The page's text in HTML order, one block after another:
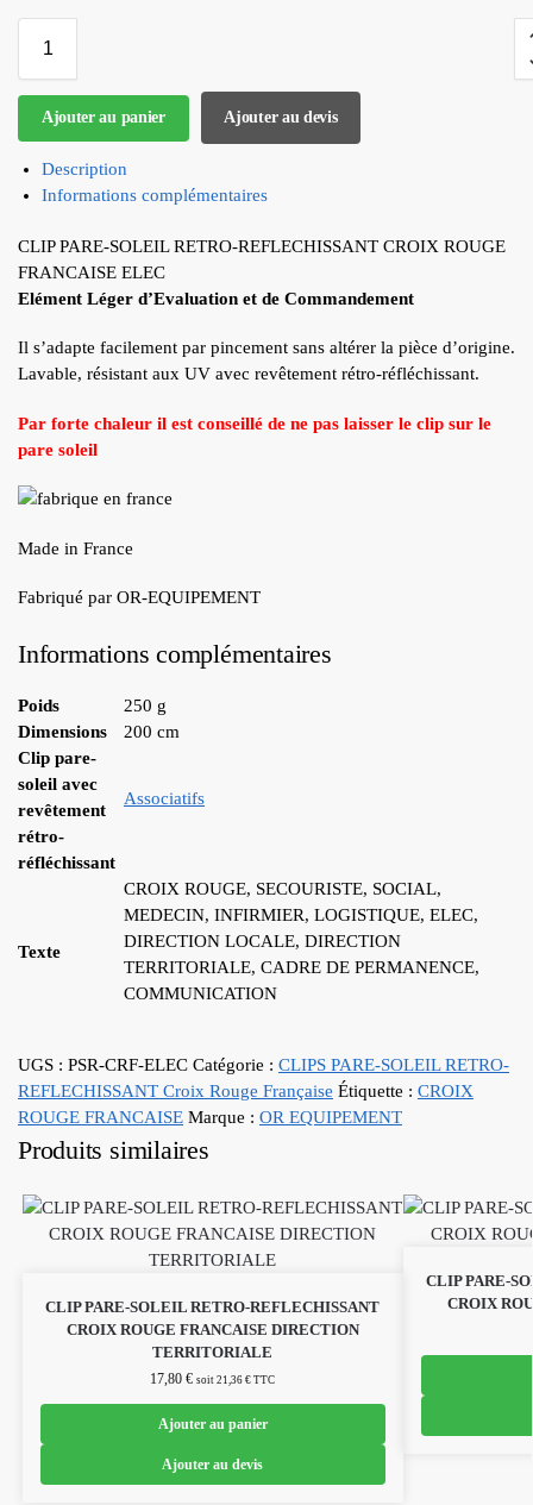
Ajouter au panier Ajouter au devis
Description
Informations complémentaires
CLIP PARE-SOLEIL RETRO-REFLECHISSANT CROIX ROUGE
FRANCAISE ELEC
Elément Léger d’Evaluation et de Commandement
Il s’adapte facilement par pincement sans altérer la pièce d’origine.
Lavable, résistant aux UV avec revêtement rétro-réfléchissant.
Par forte chaleur il est conseillé de ne pas laisser le clip sur le
pare soleil
Made in France
Fabriqué par OR-EQUIPEMENT
Informations complémentaires
Poids
250 g
Dimensions
200 cm
Clip pare-
soleil avec
revêtement
rétro-
réfléchissant
Associatifs
Texte
CROIX ROUGE, SECOURISTE, SOCIAL,
MEDECIN, INFIRMIER, LOGISTIQUE, ELEC,
DIRECTION LOCALE, DIRECTION
TERRITORIALE, CADRE DE PERMANENCE,
COMMUNICATION
UGS : PSR-CRF-ELEC Catégorie : CLIPS PARE-SOLEIL RETRO-
REFLECHISSANT Croix Rouge Française Étiquette : CROIX
ROUGE FRANCAISE Marque : OR EQUIPEMENT
Produits similaires
CLIP PARE-SOLEIL RETRO-REFLECHISSANT
CROIX ROUGE FRANCAISE DIRECTION
TERRITORIALE
17,80€ soit21,36€ TTC
Ajouter au panier
Ajouter au devis
CLIP PARE-
CROIX